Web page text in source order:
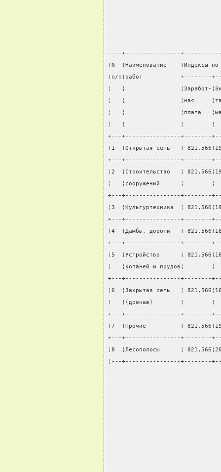
----+----------------
¦N  ¦Наименование
¦п/п¦работ           +--------
¦   ¦                ¦Заработ-
¦   ¦                ¦ная
¦   ¦                ¦плата
¦   ¦                ¦        ¦
+---+----------------+--------
¦1  ¦Открытая сеть   ¦
+---+----------------+--------
¦2  ¦Строительство   ¦
¦   ¦сооружений      ¦
+---+----------------+--------
¦3  ¦Культуртехника  ¦
+---+----------------+--------
¦4  ¦Дамбы, дороги   ¦
+---+----------------+--------
¦5  ¦Устройство      ¦
¦   ¦копаней и прудов¦
+---+----------------+--------
¦6  ¦Закрытая сеть   ¦
¦   ¦(дренаж)        ¦
+---+----------------+--------
¦7  ¦Прочие          ¦
+---+----------------+--------
¦8  ¦Лесополосы      ¦
¦---+----------------+--------